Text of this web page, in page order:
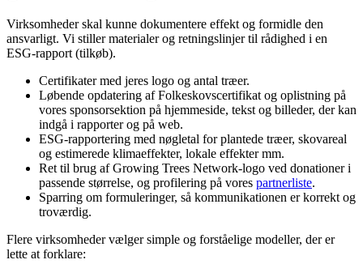
Virksomheder skal kunne dokumentere effekt og formidle den
ansvarligt. Vi stiller materialer og retningslinjer til rådighed i en
ESG-rapport (tilkøb).
Certifikater med jeres logo og antal træer.
Løbende opdatering af Folkeskovscertifikat og oplistning på
vores sponsorsektion på hjemmeside, tekst og billeder, der kan
indgå i rapporter og på web.
ESG-rapportering med nøgletal for plantede træer, skovareal
og estimerede klimaeffekter, lokale effekter mm.
Ret til brug af Growing Trees Network-logo ved donationer i
passende størrelse, og profilering på vores partnerliste.
Sparring om formuleringer, så kommunikationen er korrekt og
troværdig.
Flere virksomheder vælger simple og forståelige modeller, der er
lette at forklare: